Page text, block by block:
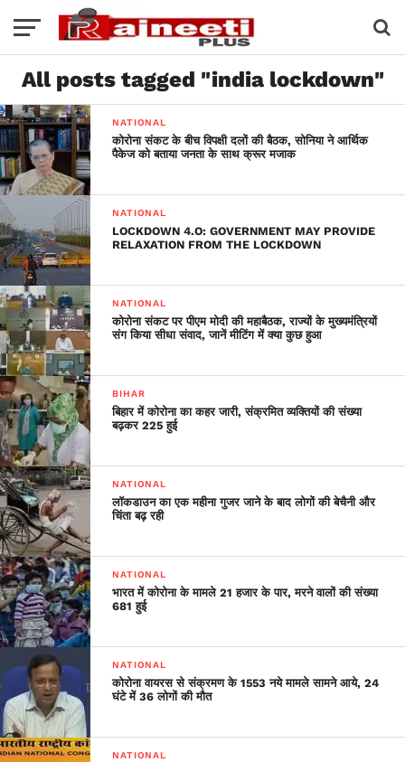
All posts tagged "india lockdown"
NATIONAL
कोरोना संकट के बीच विपक्षी दलों की बैठक, सोनिया ने आर्थिक
पैकेज को बताया जनता के साथ क्रूर मजाक
NATIONAL
LOCKDOWN 4.O: GOVERNMENT MAY PROVIDE
RELAXATION FROM THE LOCKDOWN
NATIONAL
कोरोना संकट पर पीएम मोदी की महाबैठक, राज्यों के मुख्यमंत्रियों
संग किया सीधा संवाद, जानें मीटिंग में क्या कुछ हुआ
BIHAR
बिहार में कोरोना का कहर जारी, संक्रमित व्यक्तियों की संख्या
बढ़कर 225 हुई
NATIONAL
लॉकडाउन का एक महीना गुजर जाने के बाद लोगों की बेचैनी और
चिंता बढ़ रही
NATIONAL
भारत में कोरोना के मामले 21 हजार के पार, मरने वालों की संख्या
681 हुई
NATIONAL
कोरोना वायरस से संक्रमण के 1553 नये मामले सामने आये, 24
घंटे में 36 लोगों की मौत
NATIONAL